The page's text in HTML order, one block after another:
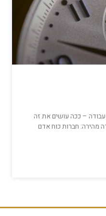
– ככה עושים את זה
עבודה מהירה: חברות כוח אדם